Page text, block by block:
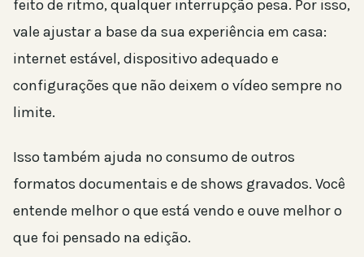
feito de ritmo, qualquer interrupção pesa. Por isso,
vale ajustar a base da sua experiência em casa:
internet estável, dispositivo adequado e
configurações que não deixem o vídeo sempre no
limite.
Isso também ajuda no consumo de outros
formatos documentais e de shows gravados. Você
entende melhor o que está vendo e ouve melhor o
que foi pensado na edição.